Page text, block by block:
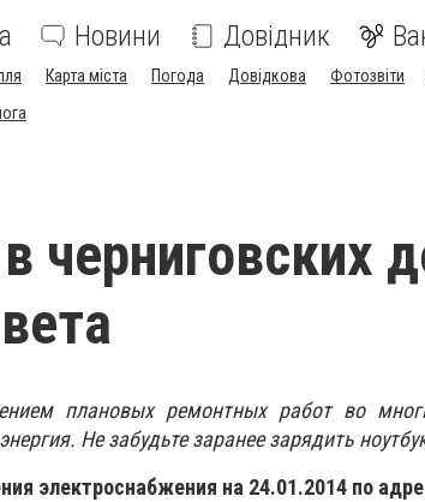
Новини Довідник
Карта міста Погода Довідкова Фотозвіти
черниговских
плановых ремонтных работ во
Не забудьте заранее зарядить
электроснабжения на 24.01.2014 по